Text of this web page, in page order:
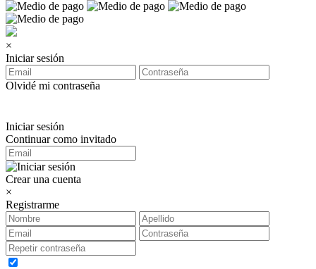
×
Iniciar sesión
Olvidé mi contraseña
Iniciar sesión
Continuar como invitado
Crear una cuenta
×
Registrarme